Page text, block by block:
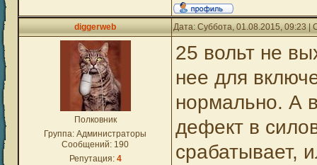
diggerweb Дата: Суббота, 01.08.2015, 09:23
Полковник
Группа: Администраторы
Сообщений: 190
Репутация: 4
25 вольт не
нее для
нормально. А
дефект в
срабатывает,